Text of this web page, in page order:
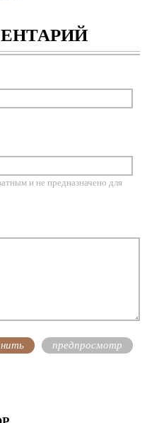
и не предназначено для